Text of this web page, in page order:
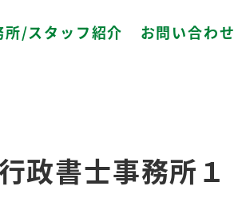
所/スタッフ紹介 お問い合わせ
政書士事務所１